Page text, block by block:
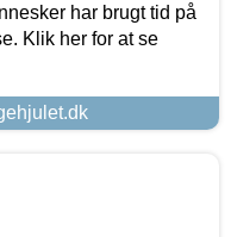
har brugt tid på
Klik her for at se